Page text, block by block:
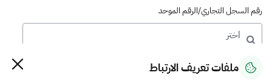
رقم السجل التجاري/الرقم الموحد
رقم الترخيصملفات تعريف الارتباط